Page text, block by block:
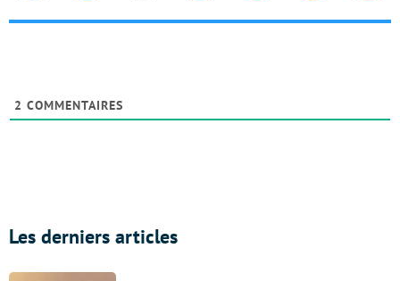
2 COMMENTAIRES
Les derniers articles